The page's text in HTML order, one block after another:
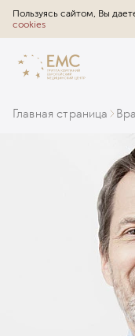
Пользуясь сайтом, Вы
cookies
Главная страница